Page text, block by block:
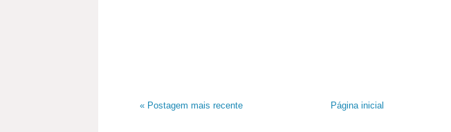
« Postagem mais recente Página inicial